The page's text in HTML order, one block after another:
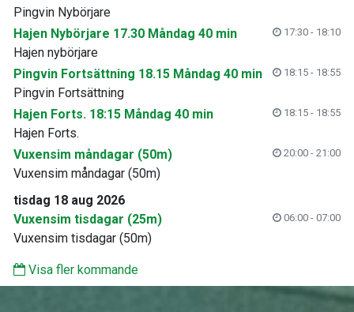
Pingvin Nybörjare
Hajen Nybörjare 17.30 Måndag 40 min
17:30 - 18:10
Hajen nybörjare
Pingvin Fortsättning 18.15 Måndag 40 min
18:15 - 18:55
Pingvin Fortsättning
Hajen Forts. 18:15 Måndag 40 min
18:15 - 18:55
Hajen Forts.
Vuxensim måndagar (50m)
20:00 - 21:00
Vuxensim måndagar (50m)
tisdag 18 aug 2026
Vuxensim tisdagar (25m)
06:00 - 07:00
Vuxensim tisdagar (50m)
Visa fler kommande